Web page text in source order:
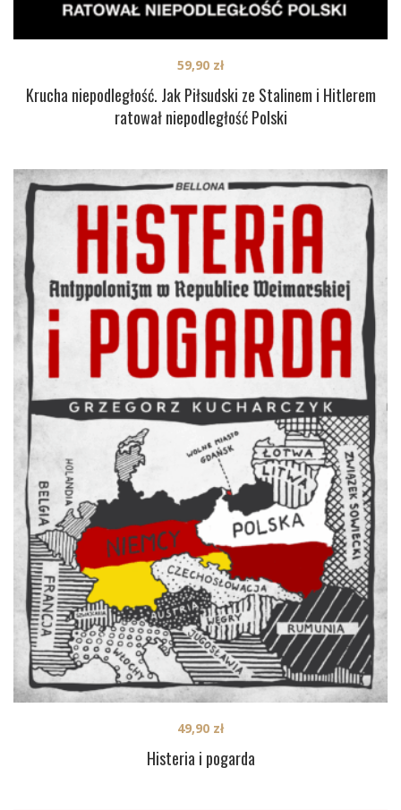
Krucha niepodległość. Jak Piłsudski ze Stalinem i Hitlerem
ratował niepodległość Polski
59,90 zł
Histeria i pogarda
49,90 zł